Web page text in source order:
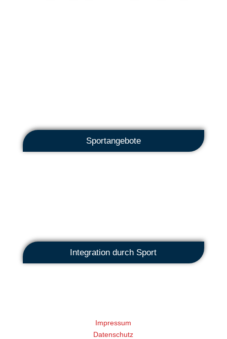
Sportangebote
Integration durch Sport
Impressum
Datenschutz